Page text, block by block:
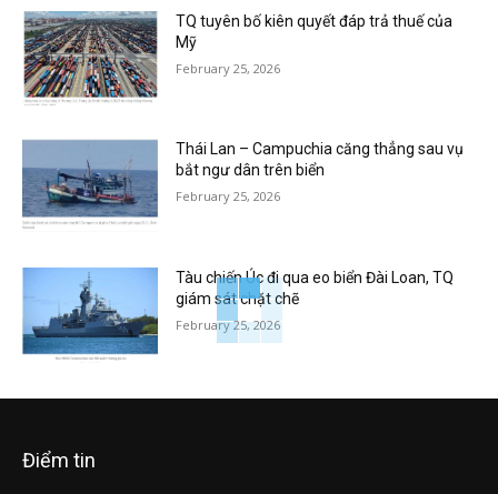
TQ tuyên bố kiên quyết đáp trả thuế của
Mỹ
February 25, 2026
Thái Lan – Campuchia căng thẳng sau vụ
bắt ngư dân trên biển
February 25, 2026
Tàu chiến Úc đi qua eo biển Đài Loan, TQ
giám sát chặt chẽ
February 25, 2026
Điểm tin